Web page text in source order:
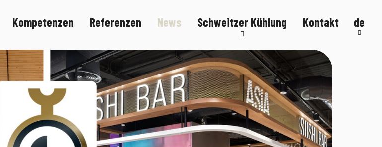
Kompetenzen Referenzen News
Schweitzer Kühlung
Kälteanlagen
Kühltheken
Kühlmöbel
FlexStore
R290
Kontakt de